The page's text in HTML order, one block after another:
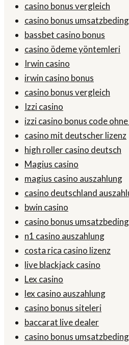
casino bonus vergleich
casino bonus
bassbet casino bonus
casino ödeme yöntemleri
Irwin casino
irwin casino bonus
casino bonus vergleich
Izzi casino
izzi casino bonus code
casino mit deutscher lizenz
high roller casino deutsch
Magius casino
magius casino auszahlung
casino deutschland
bwin casino
casino bonus
n1 casino auszahlung
costa rica casino lizenz
live blackjack casino
Lex casino
lex casino auszahlung
casino bonus siteleri
baccarat live dealer
casino bonus